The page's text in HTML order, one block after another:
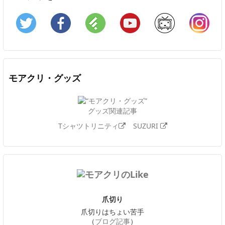
Twitter Facebook Feedly YouTube ニコニコ動画
モアクリ・グッズ
グッズ関連記事
Tシャツトリニティ
SUZURI
爪切り
爪切りはちょい苦手
（ブログ記事）